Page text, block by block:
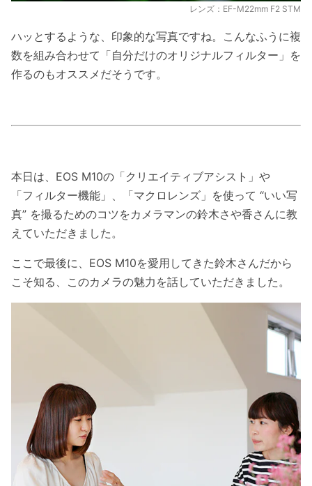
レンズ：EF-M22mm F2 STM
ハッとするような、印象的な写真ですね。こんなふうに複
数を組み合わせて「自分だけのオリジナルフィルター」を
作るのもオススメだそうです。
本日は、EOS M10の「クリエイティブアシスト」や
「フィルター機能」、「マクロレンズ」を使って “いい写
真” を撮るためのコツをカメラマンの鈴木さや香さんに教
えていただきました。
ここで最後に、EOS M10を愛用してきた鈴木さんだから
こそ知る、このカメラの魅力を話していただきました。